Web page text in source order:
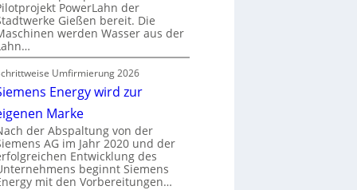
PowerLahn der
Gießen bereit. Die
werden Wasser aus der
Umfirmierung 2026
Energy wird zur
Marke
der Abspaltung von der
AG im Jahr 2020 und der
Entwicklung des
beginnt Siemens
mit den Vorbereitungen…